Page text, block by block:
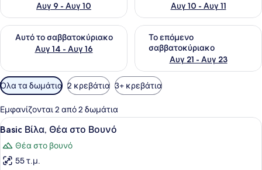
Αυγ 9 - Αυγ 10
Αυγ 10 - Αυγ 11
Αυτό το σαββατοκύριακο
Αυγ 14 - Αυγ 16
Έλεγχος διαθεσιμότητας για αυτό το σαββατοκύριακο Αυγ
Το επόμενο
σαββατοκύριακο
Αυγ 21 - Αυγ 23
Έλεγχος διαθεσιμότητας
Διαθέσιμα
φίλτρα
για
τα
δωμάτια
Όλα τα δωμάτια 2 κρεβάτια 3+ κρεβάτια
Εμφανίζονται 2 από 2 δωμάτια
Προβολή
όλων
των
φωτογραφιών
Ένα στρωμένο κρεβάτι με λευκά
9
Basic Βίλα, Θέα στο Βουνό
Θέα στο βουνό
55 τ.μ.